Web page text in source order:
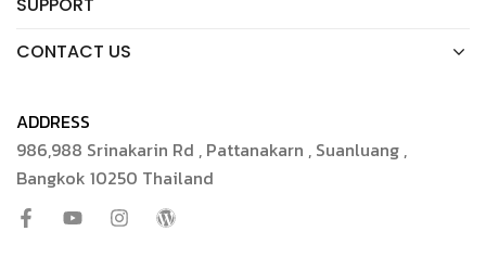
SUPPORT
CONTACT US
ADDRESS
986,988 Srinakarin Rd , Pattanakarn , Suanluang ,
Bangkok 10250 Thailand